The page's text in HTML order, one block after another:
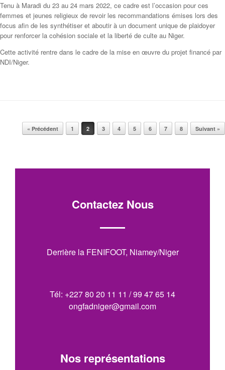
Tenu à Maradi du 23 au 24 mars 2022, ce cadre est l’occasion pour ces
femmes et jeunes religieux de revoir les recommandations émises lors des
focus afin de les synthétiser et aboutir à un document unique de plaidoyer
pour renforcer la cohésion sociale et la liberté de culte au Niger.
Cette activité rentre dans le cadre de la mise en œuvre du projet financé par
NDI/Niger.
Post navigation
« Précédent 1 2 3 4 5 6 7 8 Suivant »
Contactez Nous
Derrière la FENIFOOT, Niamey/Niger
Tél: +227 80 20 11 11 / 99 47 65 14
ongfadniger@gmail.com
Nos représentations